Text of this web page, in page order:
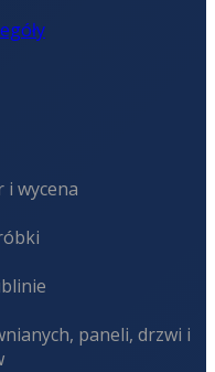
i wycena
paneli, drzwi i